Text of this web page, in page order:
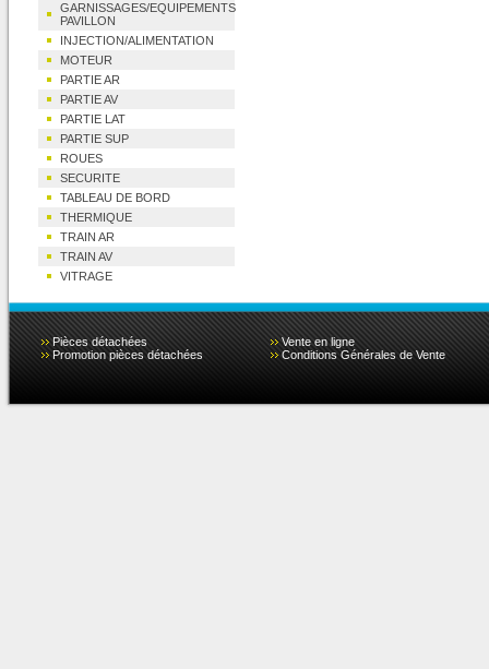
GARNISSAGES/EQUIPEMENTS
PAVILLON
INJECTION/ALIMENTATION
MOTEUR
PARTIE AR
PARTIE AV
PARTIE LAT
PARTIE SUP
ROUES
SECURITE
TABLEAU DE BORD
THERMIQUE
TRAIN AR
TRAIN AV
VITRAGE
Pièces détachées
Vente en ligne
Promotion pièces détachées
Conditions Générales de Vente